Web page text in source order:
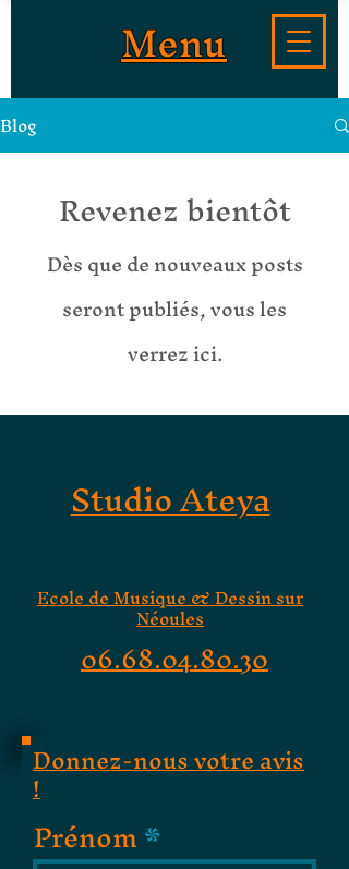
Menu
Blog
Revenez bientôt
Dès que de nouveaux posts
seront publiés, vous les
verrez ici.
Studio Ateya
Ecole de Musique & Dessin sur
Néoules
06.68.04.80.30
Donnez-nous votre avis
!
Prénom